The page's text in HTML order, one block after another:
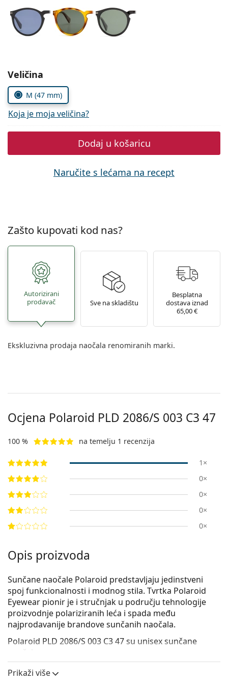
Persol
Prada
Odaberite parametre
Veličina
M (47 mm)
Koja je moja veličina?
Dodaj u košaricu
Naručite s lećama na recept
Zašto kupovati kod nas?
Autorizirani
prodavač
Sve na skladištu
Besplatna
dostava iznad
65,00 €
Ekskluzivna prodaja naočala renomiranih marki.
Ocjena Polaroid PLD 2086/S 003 C3 47
100 % na temelju 1 recenzija
1×
0×
0×
0×
0×
Opis proizvoda
Sunčane naočale Polaroid predstavljaju jedinstveni
spoj funkcionalnosti i modnog stila. Tvrtka Polaroid
Eyewear pionir je i stručnjak u području tehnologije
proizvodnje polariziranih leća i spada među
najprodavanije brandove sunčanih naočala.
Polaroid PLD 2086/S 003 C3 47su unisex sunčane
Iskoristite značajku virtualnog isprobavanja i
Prikaži više